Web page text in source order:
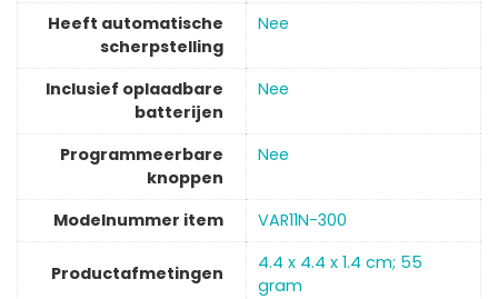
Heeft automatische
scherpstelling
‎Nee
Inclusief oplaadbare
batterijen
‎Nee
Programmeerbare
knoppen
‎Nee
Modelnummer item ‎VAR11N-300
Productafmetingen
‎4.4 x 4.4 x 1.4 cm; 55
gram